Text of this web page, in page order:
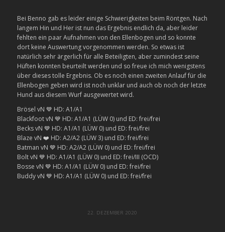
Bei Benno gab es leider einige Schwierigkeiten beim Röntgen. Nach
langem Hin und Her ist nun das Ergebnis endlich da, aber leider
fehlten ein paar Aufnahmen von den Ellenbogen und so konnte
dort keine Auswertung vorgenommen werden. So etwas ist
natürlich sehr ärgerlich für alle Beteiligten, aber zumindest seine
Hüften konnten beurteilt werden und so freue ich mich wenigstens
über dieses tolle Ergebnis. Ob es noch einen zweiten Anlauf für die
Ellenbogen geben wird ist noch unklar und auch ob noch der letzte
Hund aus diesem Wurf ausgewertet wird.
Brösel vN 💙 HD: A1/A1
Blackfoot vN 💙 HD: A1/A1 (LÜW 0) und ED: frei/frei
Becks vN 💙 HD: A1/A1 (LÜW 0) und ED: frei/frei
Blaze vN ❤️ HD: A2/A2 (LÜW 3) und ED: frei/frei
Batman vN 💙 HD: A2/A2 (LÜW 0) und ED: frei/frei
Bolt vN 💙 HD: A1/A1 (LÜW 0) und ED: frei/III (OCD)
Bosse vN 💙 HD: A1/A1 (LÜW 0) und ED: frei/frei
Buddy vN 💙 HD: A1/A1 (LÜW 0) und ED: frei/frei
22. DEZEMBER 2020